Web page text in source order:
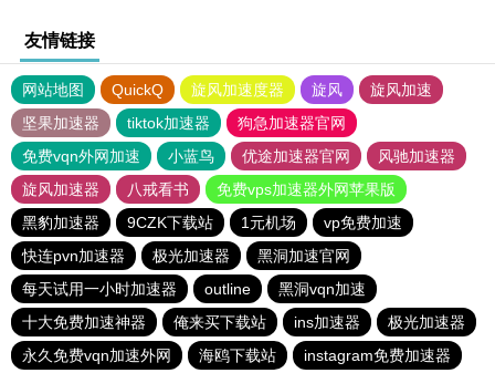
友情链接
网站地图 QuickQ 旋风加速度器 旋风
旋风加速
坚果加速器
tiktok加速器
狗急加速器官网
免费vqn外网加速
小蓝鸟 优途加速器官网
风驰加速器
旋风加速器
八戒看书
免费vps加速器外网苹果版
黑豹加速器
9CZK下载站 1元机场
vp免费加速
快连pvn加速器
极光加速器
黑洞加速官网
每天试用一小时加速器
outline
黑洞vqn加速
十大免费加速神器
俺来买下载站 ins加速器
极光加速器
永久免费vqn加速外网
海鸥下载站 instagram免费加速器